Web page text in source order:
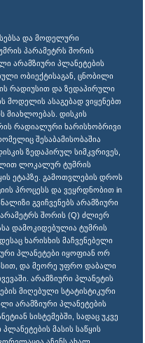
და მოდელური
პარამეტრს შორის
არამზიური პლანეტების
ობიექტისაგან, ცნობილი
რადიუსით და ზედაპირული
მოდელის ასაგებად ვიყენებთ
მიახლოებას. დისკის
რადიალური ხარისხობრივი
შესაბამისობაშია
ზედაპირულ სიმკვრივეს,
ლოკალურ ტუმრის
ეტაპზე. გამოთვლების დროს
პროცესს და ვეყრდნობით in
გვიჩვენებს არამზიური
შორის (Q) ძლიერ
დამოკიდებულია ტუმრის
ხარისხის მაჩვენებელი
პლანეტები იყოფიან ორ
და მეორე უფრო დაბალი
არამზიური პლანეტის
მიღებული სტატისტიკური
არამზიური პლანეტების
სისტემებში, სადაც უკვე
მასის საწყის